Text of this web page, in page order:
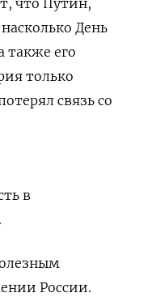
День
также его
только
связь со
в
России.